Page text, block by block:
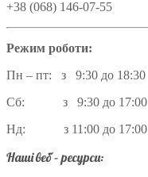
+38 (068) 146-07-55
Режим роботи:
Пн – пт: з 9:30 до 18:30
Сб: з 9:30 до 17:00
Нд: з 11:00 до 17:00
Наші веб – ресурси: